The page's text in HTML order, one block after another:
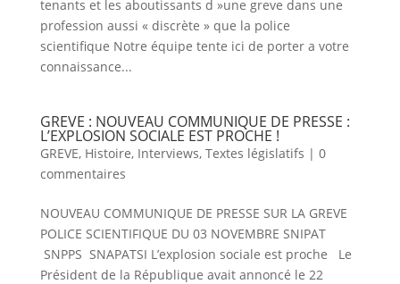
tenants et les aboutissants d »une greve dans une
profession aussi « discrète » que la police
scientifique Notre équipe tente ici de porter a votre
connaissance...
GREVE : NOUVEAU COMMUNIQUE DE PRESSE :
L’EXPLOSION SOCIALE EST PROCHE !
GREVE, Histoire, Interviews, Textes législatifs | 0
commentaires
NOUVEAU COMMUNIQUE DE PRESSE SUR LA GREVE
POLICE SCIENTIFIQUE DU 03 NOVEMBRE SNIPAT
SNPPS SNAPATSI L’explosion sociale est proche Le
Président de la République avait annoncé le 22